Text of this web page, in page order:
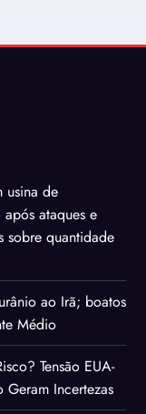
usina de
ataques e
sobre quantidade
ao Irã; boatos
Médio
Tensão EUA-
Incertezas